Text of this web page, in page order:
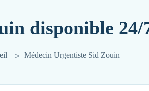
disponible
Médecin Urgentiste Sid Zouin